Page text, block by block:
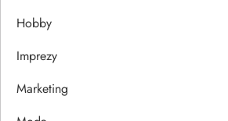
a
w
p
Hobby
Imprezy
Marketing